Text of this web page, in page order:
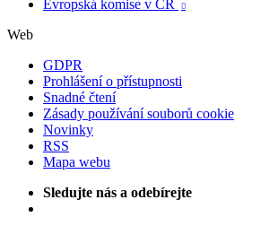
Evropská komise v ČR 
Web
GDPR
Prohlášení o přístupnosti
Snadné čtení
Zásady používání souborů cookie
Novinky
RSS
Mapa webu
Sledujte nás a odebírejte